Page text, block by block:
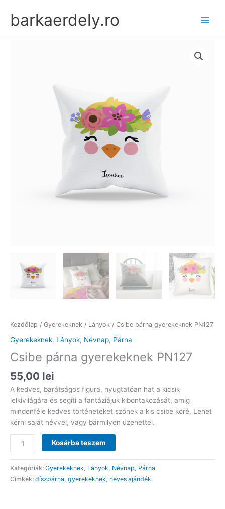
contentbarkaerdely.ro
Kezdőlap / Gyerekeknek / Lányok / Csibe párna gyerekeknek PN127
Gyerekeknek, Lányok, Névnap, Párna
Csibe párna gyerekeknek PN127
55,00 lei
A kedves, barátságos figura, nyugtatóan hat a kicsik
lelkivilágára és segíti a fantáziájuk kibontakozását, amig
mindenféle kedves történeteket szőnek a kis csibe köré. Lehet
kérni saját névvel, vagy bármilyen üzenettel.
Csibe
párna
gyerekeknek
PN127
mennyiség
Kosárba teszem
Kategóriák: Gyerekeknek, Lányok, Névnap, Párna
Címkék: díszpárna, gyerekeknek, neves ajándék